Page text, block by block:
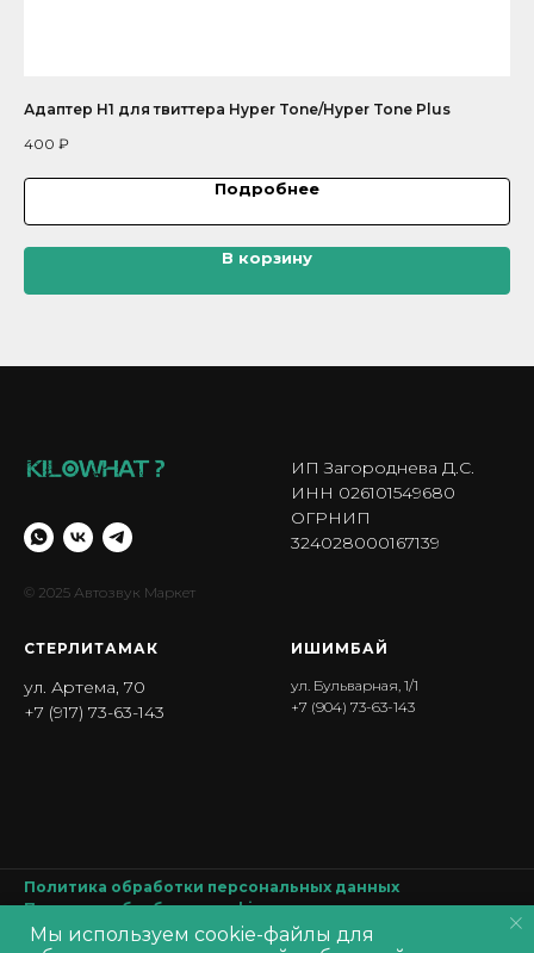
Адаптер H1 для твиттера Hyper Tone/Hyper Tone Plus
400 ₽
Подробнее
В корзину
© 2025 Автозвук Маркет
ИП Загороднева Д.С.
ИНН 026101549680
ОГРНИП
324028000167139
СТЕРЛИТАМАК
ул. Артема, 70
+7 (917) 73-63-143
ИШИМБА Й
ул. Бульварная, 1/1
+7 (904) 73-63-143
Политика обработки персональных данных
Политика обработкиcookie
Согласие на обработку персональных данных
Мы используем cookie-файлы для